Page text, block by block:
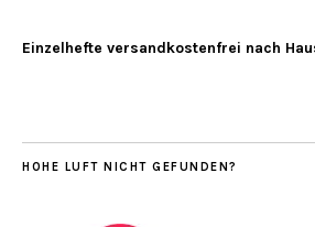
Einzelhefte versandkostenfrei nach
HOHE LUFT NICHT GEFUNDEN?